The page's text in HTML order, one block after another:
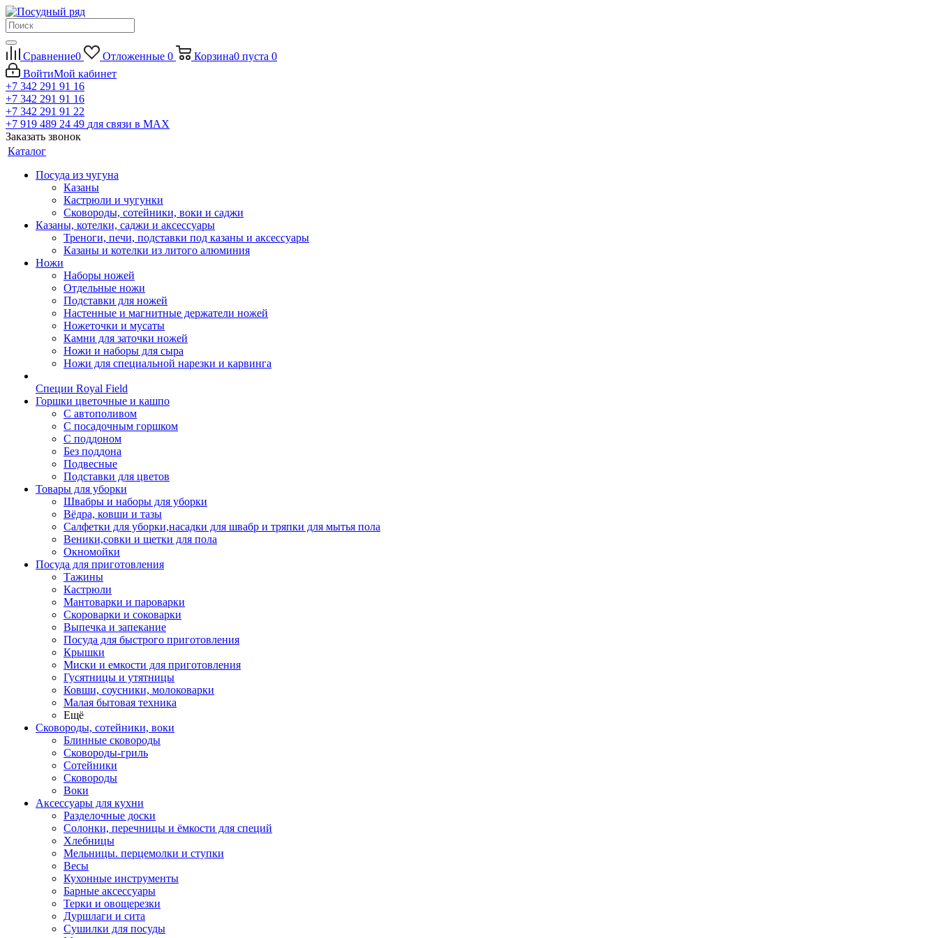
Сравнение0 Отложенные 0 Корзина0 пуста 0
ВойтиМой кабинет
+7 342 291 91 16
+7 342 291 91 16
+7 342 291 91 22
+7 919 489 24 49 для связи в МАХ
Заказать звонок
Каталог
Посуда из чугуна
Казаны
Кастрюли и чугунки
Сковороды, сотейники, воки и саджи
Казаны, котелки, саджи и аксессуары
Треноги, печи, подставки под казаны и аксессуары
Казаны и котелки из литого алюминия
Ножи
Наборы ножей
Отдельные ножи
Подставки для ножей
Настенные и магнитные держатели ножей
Ножеточки и мусаты
Камни для заточки ножей
Ножи и наборы для сыра
Ножи для специальной нарезки и карвинга
Специи Royal Field
Горшки цветочные и кашпо
С автополивом
С посадочным горшком
С поддоном
Без поддона
Подвесные
Подставки для цветов
Товары для уборки
Швабры и наборы для уборки
Вёдра, ковши и тазы
Салфетки для уборки,насадки для швабр и тряпки для мытья пола
Веники,совки и щетки для пола
Окномойки
Посуда для приготовления
Тажины
Кастрюли
Мантоварки и пароварки
Скороварки и соковарки
Выпечка и запекание
Посуда для быстрого приготовления
Крышки
Миски и емкости для приготовления
Гусятницы и утятницы
Ковши, соусники, молоковарки
Малая бытовая техника
Ещё
Сковороды, сотейники, воки
Блинные сковороды
Сковороды-гриль
Сотейники
Сковороды
Воки
Аксессуары для кухни
Разделочные доски
Солонки, перечницы и ёмкости для специй
Хлебницы
Мельницы. перцемолки и ступки
Весы
Кухонные инструменты
Барные аксессуары
Терки и овощерезки
Дуршлаги и сита
Сушилки для посуды